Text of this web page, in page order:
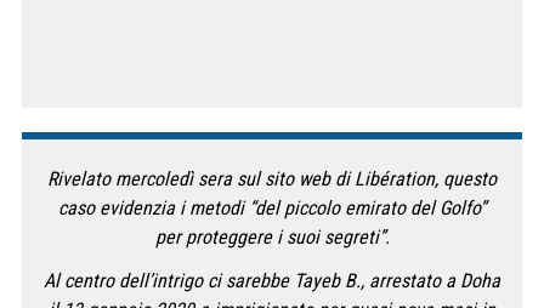
Rivelato mercoledì sera sul sito web di Libération, questo
caso evidenzia i metodi “del piccolo emirato del Golfo”
per proteggere i suoi segreti”.
Al centro dell’intrigo ci sarebbe Tayeb B., arrestato a Doha